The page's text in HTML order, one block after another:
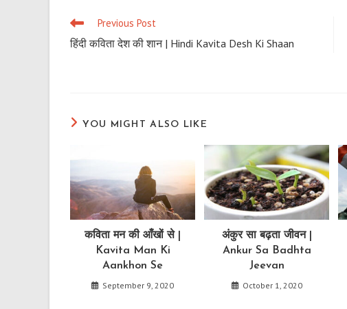
Read
articles
Previous Post
हिंदी कविता देश की शान | Hindi Kavita Desh Ki Shaan
YOU MIGHT ALSO LIKE
कविता मन की आँखों से |
Kavita Man Ki
Aankhon Se
September 9, 2020
अंकुर सा बढ़ता जीवन |
Ankur Sa Badhta
Jeevan
October 1, 2020